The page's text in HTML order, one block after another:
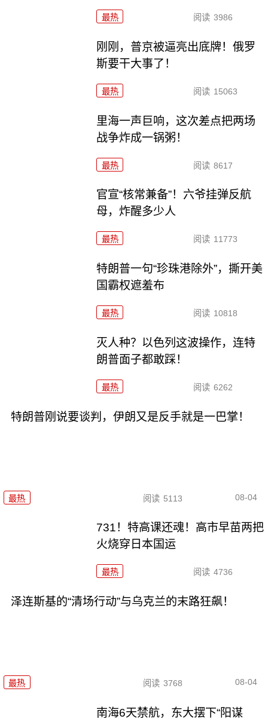
最热 阅读 3986
刚刚，普京被逼亮出底牌！俄罗
斯要干大事了！
最热 阅读 15063
里海一声巨响，这次差点把两场
战争炸成一锅粥！
最热 阅读 8617
官宣“核常兼备”！六爷挂弹反航
母，炸醒多少人
最热 阅读 11773
特朗普一句“珍珠港除外”，撕开美
国霸权遮羞布
最热 阅读 10818
灭人种？以色列这波操作，连特
朗普面子都敢踩！
最热 阅读 6262
特朗普刚说要谈判，伊朗又是反手就是一巴掌！
最热 阅读 5113 08-04
731！特高课还魂！高市早苗两把
火烧穿日本国运
最热 阅读 4736
泽连斯基的“清场行动”与乌克兰的末路狂飙！
最热 阅读 3768 08-04
南海6天禁航，东大摆下“阳谋